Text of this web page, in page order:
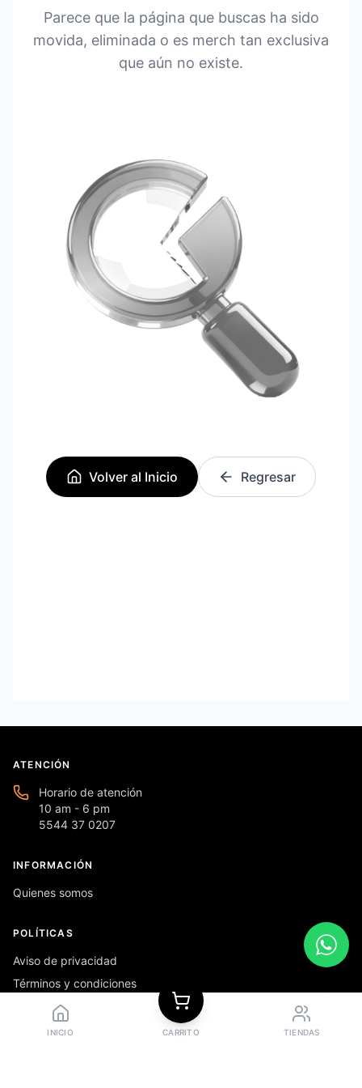
Parece que la página que buscas ha sido
movida, eliminada o es merch tan exclusiva
que aún no existe.
Volver al Inicio Regresar
INICIO CARRITO TIENDAS
ATENCIÓN
Horario de atención
10 am - 6 pm
5544 37 0207
INFORMACIÓN
Quienes somos
POLÍTICAS
Aviso de privacidad
Términos y condiciones
Preguntas frecuentes